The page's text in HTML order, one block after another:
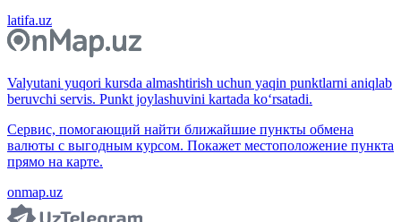
latifa.uz
Valyutani yuqori kursda almashtirish uchun yaqin punktlarni aniqlab
beruvchi servis. Punkt joylashuvini kartada ko‘rsatadi.
Сервис, помогающий найти ближайшие пункты обмена
валюты с выгодным курсом. Покажет местоположение пункта
прямо на карте.
onmap.uz